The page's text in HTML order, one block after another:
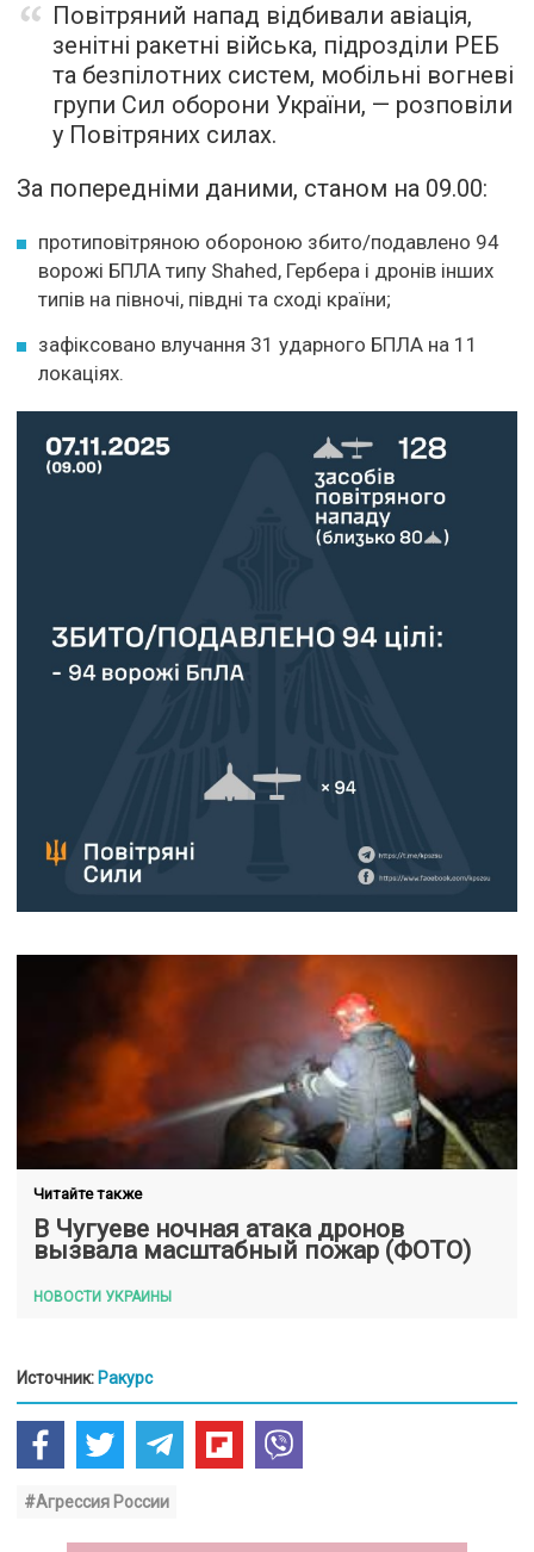
Повітряний напад відбивали авіація,
зенітні ракетні війська, підрозділи РЕБ
та безпілотних систем, мобільні вогневі
групи Сил оборони України, — розповіли
у Повітряних силах.
За попередніми даними, станом на 09.00:
протиповітряною обороною збито/подавлено 94
ворожі БПЛА типу Shahed, Гербера і дронів інших
типів на півночі, півдні та сході країни;
зафіксовано влучання 31 ударного БПЛА на 11
локаціях.
Читайте также
В Чугуеве ночная атака дронов
вызвала масштабный пожар (ФОТО)
НОВОСТИ УКРАИНЫ
Источник: Ракурс
#Агрессия России